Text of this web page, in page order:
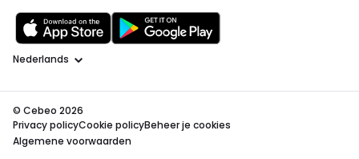
Taal
© Cebeo 2026
Privacy policyCookie policyBeheer je cookies
Algemene voorwaarden